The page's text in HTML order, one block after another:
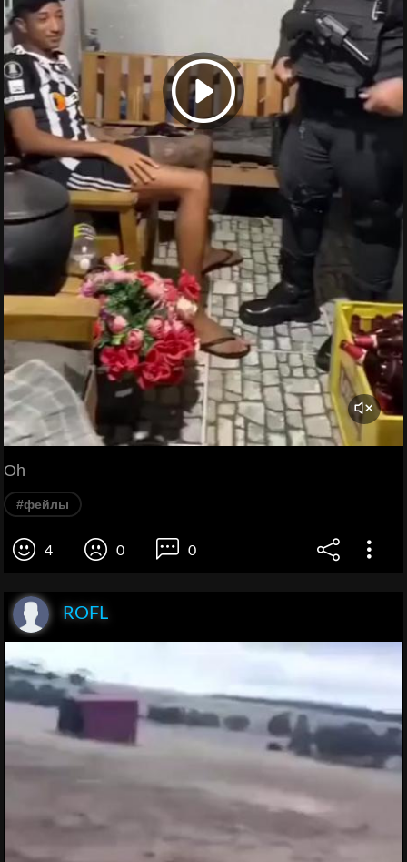
Oh
#фейлы
4 0 0
ROFL